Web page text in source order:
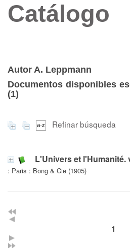
Catálogo
Autor A. Leppmann
Documentos disponibles
(1)
Refinar búsqueda
L'Univers et l'Humanité.
: Paris : Bong & Cie (1905)
1